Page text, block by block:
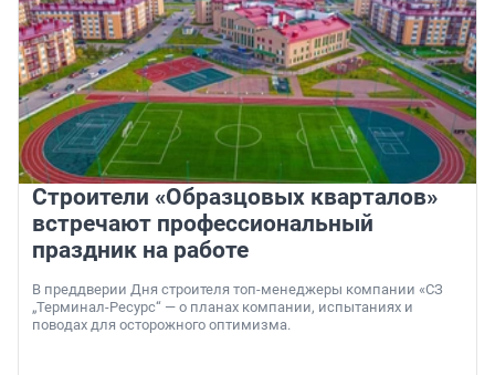
Строители «Образцовых кварталов»
встречают профессиональный
праздник на работе
В преддверии Дня строителя топ-менеджеры компании «СЗ
„Терминал-Ресурс“ — о планах компании, испытаниях и
поводах для осторожного оптимизма.